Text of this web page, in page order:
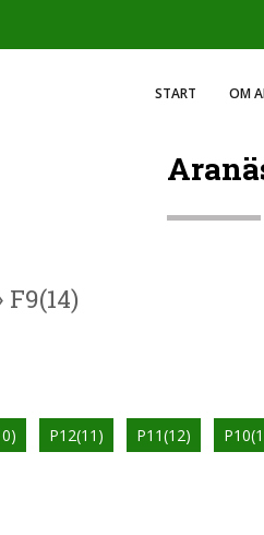
START OM
F9(14)
P12(11) P11(12)